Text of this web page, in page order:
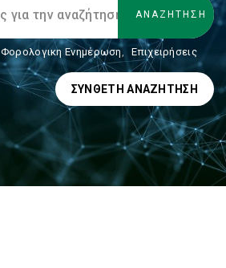
Φορολογικη Ενημέρωση, Επιχειρήσεις
ΣΎΝΘΕΤΗ ΑΝΑΖΉΤΗΣΗ